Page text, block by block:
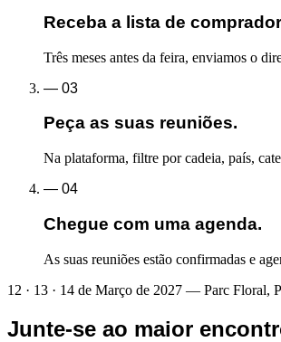
Receba a lista de
Três meses antes da feira, enviamos o
— 03
Peça as suas reuniões.
Na plataforma, filtre por cadeia, país,
— 04
Chegue com uma agenda.
As suas reuniões estão confirmadas e
12 · 13 · 14 de Março de 2027 — Parc Floral,
Junte-se ao maior